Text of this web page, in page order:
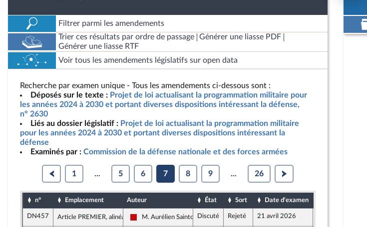
Filtrer parmi les amendements
Trier ces résultats par ordre de passage
Générer une liasse PDF
Générer une liasse RTF
Voir tous les amendements législatifs sur open data
Recherche par examen unique - Tous les amendements ci-dessous sont :
Déposés sur le texte : Projet de loi actualisant la programmation militaire pour
les années 2024 à 2030 et portant diverses dispositions intéressant la défense,
n° 2630
Liés au dossier législatif : Projet de loi actualisant la programmation militaire
pour les années 2024 à 2030 et portant diverses dispositions intéressant la
défense
Examinés par : Commission de la défense nationale et des forces armées
1 ... 5 6 7 8 9 ... 26
n° Emplacement Auteur État Sort Date d'examen
DN457 Article PREMIER, alinéa 37
La France insoumise - Nouveau Front Populaire
M. Aurélien SaintoulDiscuté Rejeté 21 avril 2026